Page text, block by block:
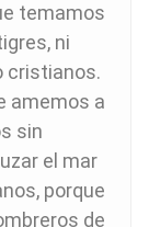
temamos
ni
cristianos.
amemos a
sin
el mar
porque
de